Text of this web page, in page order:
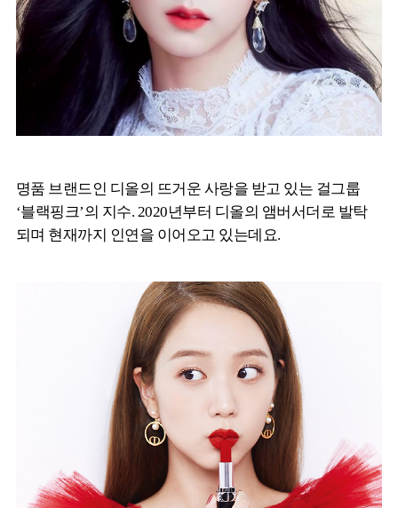
명품 브랜드인 디올의 뜨거운 사랑을 받고 있는 걸그룹
‘블랙핑크’의 지수. 2020년부터 디올의 앰버서더로 발탁
되며 현재까지 인연을 이어오고 있는데요.